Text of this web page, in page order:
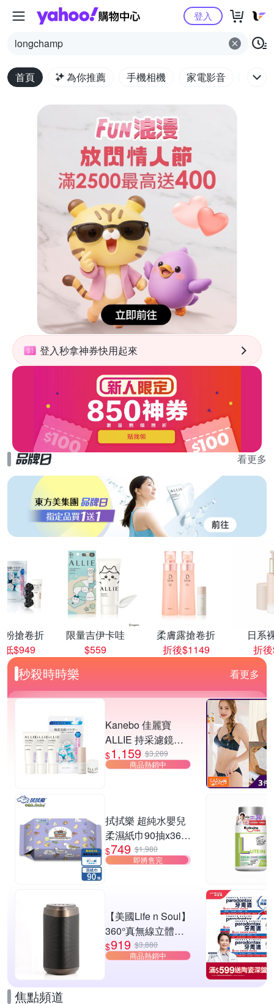
Yahoo購物中心
longchamp
登入
首頁 為你推薦 手機相機 家電影音 電腦
登入秒拿神券快用起來
看更多
粉搶卷折
低$949
限量吉伊卡哇
$559
柔膚露搶卷折
折後$1149
日系
折
秒殺時時樂 看更多
Kanebo 佳麗寶
ALLIE 持采濾鏡調
色UV防曬乳 40g (3
入團購組) (3款任
$1,159 $3,289
商品熱銷中
拭拭樂 超純水嬰兒
柔濕紙巾90抽x36
包/箱(獨家增量版) -
贈-酒精濕紙巾10抽
$749 $1,980
即將售完
【美國Life n Soul】
360°真無線立體聲
藍牙喇叭(TX1)
$919 $3,880
商品熱銷中
焦點頻道